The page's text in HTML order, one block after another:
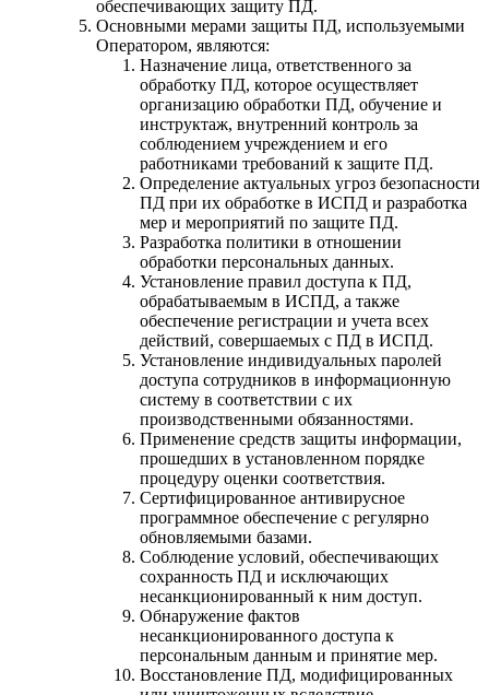
обеспечивающих защиту ПД.
Основными мерами защиты ПД, используемыми
Оператором, являются:
Назначение лица, ответственного за
обработку ПД, которое осуществляет
организацию обработки ПД, обучение и
инструктаж, внутренний контроль за
соблюдением учреждением и его
работниками требований к защите ПД.
Определение актуальных угроз безопасности
ПД при их обработке в ИСПД и разработка
мер и мероприятий по защите ПД.
Разработка политики в отношении
обработки персональных данных.
Установление правил доступа к ПД,
обрабатываемым в ИСПД, а также
обеспечение регистрации и учета всех
действий, совершаемых с ПД в ИСПД.
Установление индивидуальных паролей
доступа сотрудников в информационную
систему в соответствии с их
производственными обязанностями.
Применение средств защиты информации,
прошедших в установленном порядке
процедуру оценки соответствия.
Сертифицированное антивирусное
программное обеспечение с регулярно
обновляемыми базами.
Соблюдение условий, обеспечивающих
сохранность ПД и исключающих
несанкционированный к ним доступ.
Обнаружение фактов
несанкционированного доступа к
персональным данным и принятие мер.
Восстановление ПД, модифицированных